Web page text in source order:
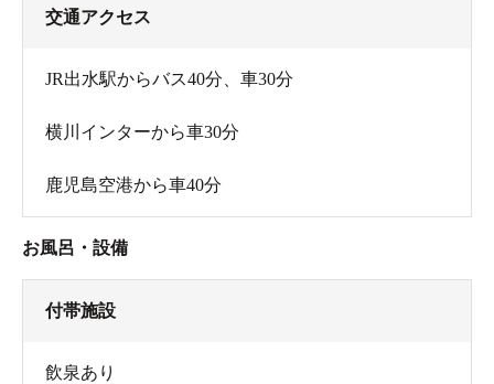
交通アクセス
JR出水駅からバス40分、車30分
横川インターから車30分
鹿児島空港から車40分
お風呂・設備
付帯施設
飲泉あり